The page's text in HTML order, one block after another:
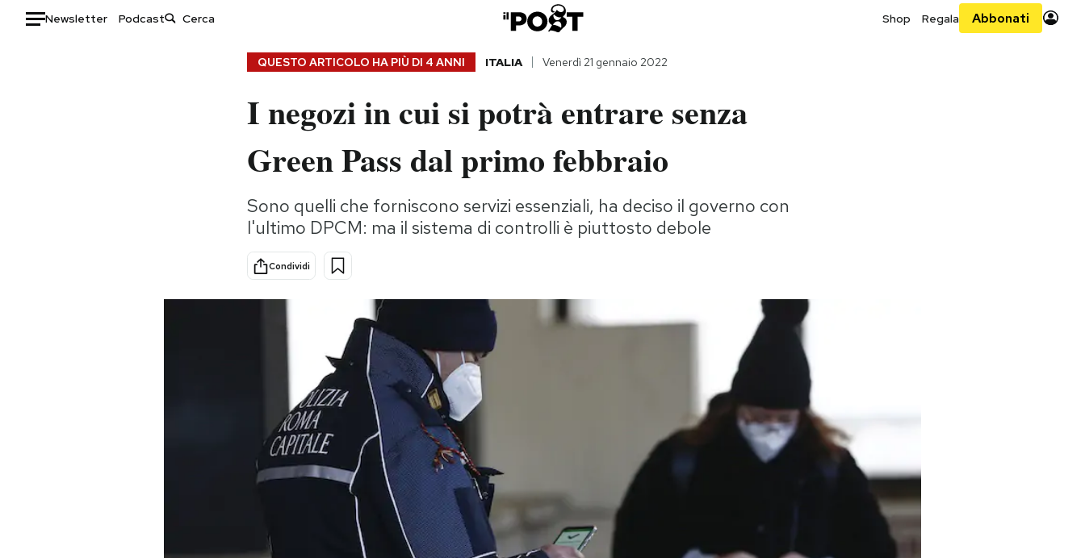
Newsletter Podcast Shop Regala Abbonati
Storie/Idee
Ok Boomer!
Altrecose
QUESTO ARTICOLO HA PIÙ DI 4 ANNI ITALIA Venerdì 21 gennaio 2022
I negozi in cui si potrà entrare senza
Green Pass dal primo febbraio
Sono quelli che forniscono servizi essenziali, ha deciso il governo con
l'ultimo DPCM: ma il sistema di controlli è piuttosto debole
Condividi